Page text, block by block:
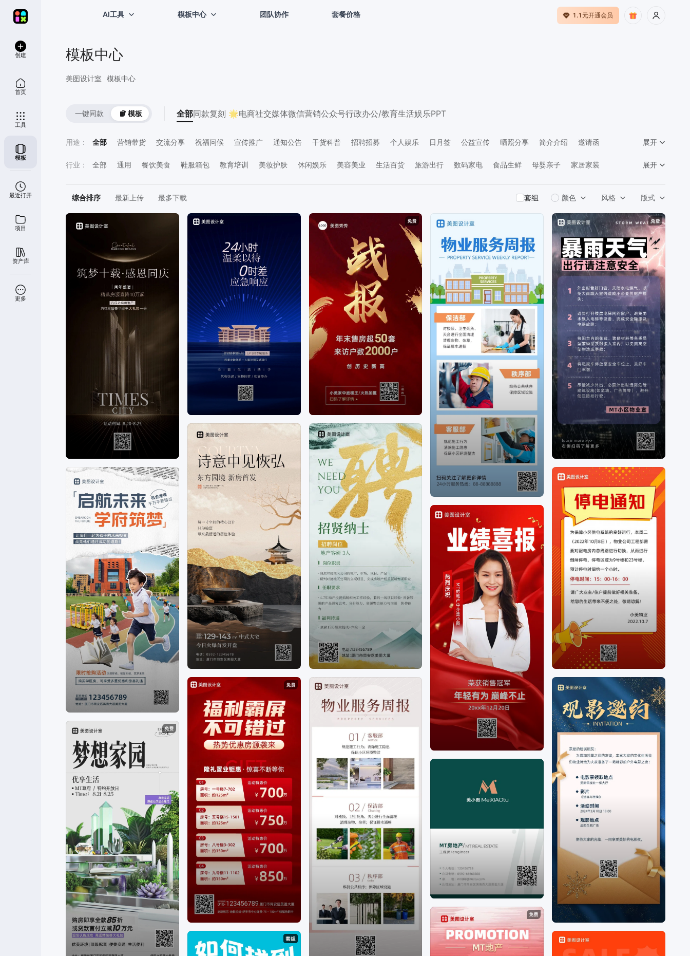
创建
首页
工具
模板
最近打开
项目
资产库
更多
AI工具 模板中心 团队协作 套餐价格 1.1元开通会员
模板中心
美图设计室 模板中心
一键同款 模板 全部同款复刻 🌟电商社交媒体微信营销公众号行政办公/教育生活娱乐PPT
用途 ： 全部 营销带货 交流分享 祝福问候 宣传推广 通知公告 干货科普 招聘招募 个人娱乐 日月签 公益宣传 晒照分享 简介介绍
邀请函
展开
行业 ： 全部 通用 餐饮美食 鞋服箱包 教育培训 美妆护肤 休闲娱乐 美容美业 生活百货 旅游出行 数码家电 食品生鲜 母婴亲子
家居家装
展开
综合排序 最新上传 最多下载 套组 颜色 风格 版式